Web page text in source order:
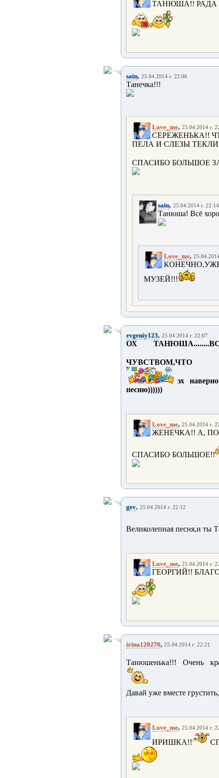
ТАНЮША!! РАДА
sain, 25.04.2014 г. 22:06
Танечка!!!
Love_me, 25.04.2014 г.
СЕРЕЖЕНЬКА!!
ПЕЛА И СЛЕЗЫ
СПАСИБО БОЛЬШОЕ
sain, 25.04.2014 г. 22:14
Танюша! Всё
Love_me,
МУЗЕЙ!!!
evgeniy123, 25.04.2014 г. 22:07
ОХ
эх
песню))))))
Love_me, 25.04.2014 г.
ЖЕНЕЧКА!! А,
СПАСИБО БОЛЬШОЕ!!
gev, 25.04.2014 г. 22:12
Великолепная песня,и ты
Love_me, 25.04.2014 г.
ГЕОРГИЙ!!
irina120270, 25.04.2014 г. 22:21
Танюшенька!!! Очень
Давай уже вместе
Love_me, 25.04.2014 г.
ИРИШКА!!